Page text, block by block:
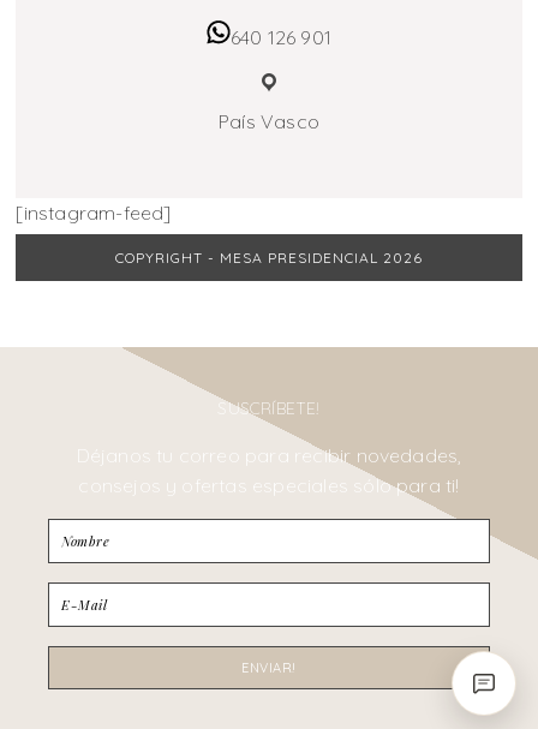
640 126 901
País Vasco
[instagram-feed]
COPYRIGHT - MESA PRESIDENCIAL 2026
SUSCRÍBETE!
Déjanos tu correo para recibir novedades,
consejos y ofertas especiales sólo para ti!